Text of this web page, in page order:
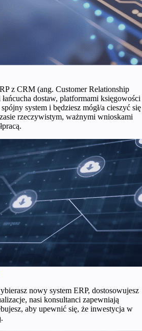
z CRM (ang. Customer Relationship
dostaw, platformami księgowości
system i będziesz mógł/a cieszyć się
rzeczywistym, ważnymi wnioskami
nowy system ERP, dostosowujesz
nasi konsultanci zapewniają
aby upewnić się, że inwestycja w